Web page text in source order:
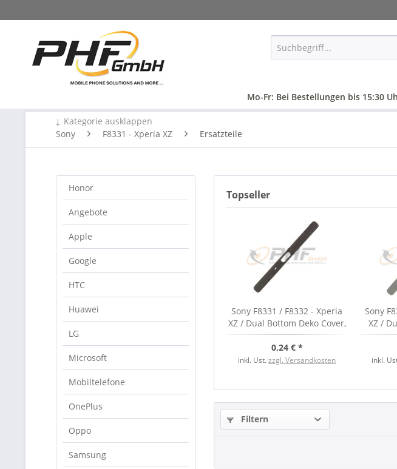
Mo-Fr: Bei Bestellungen bis 15:30
↓ Kategorie ausklappen
Sony
F8331 - Xperia XZ Ersatzteile
Honor
Angebote
Apple
Google
HTC
Huawei
LG
Microsoft
Mobiltelefone
OnePlus
Oppo
Samsung
Topseller
Sony F8331 / F8332 - Xperia
XZ / Dual Bottom Deko Cover,
black, neu
0,24 € *
inkl. Ust.zzgl. Versandkosten
Sony
XZ /
inkl.
Filtern